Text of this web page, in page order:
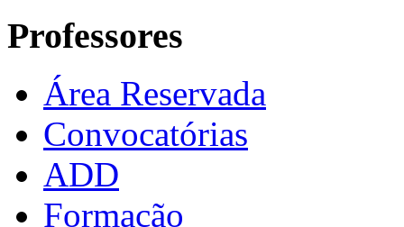
Professores
Área Reservada
Convocatórias
ADD
Formação